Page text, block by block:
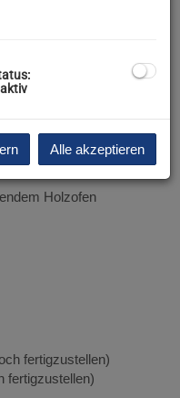
Holzofen
fertigzustellen)
fertigzustellen)
Alle akzeptieren